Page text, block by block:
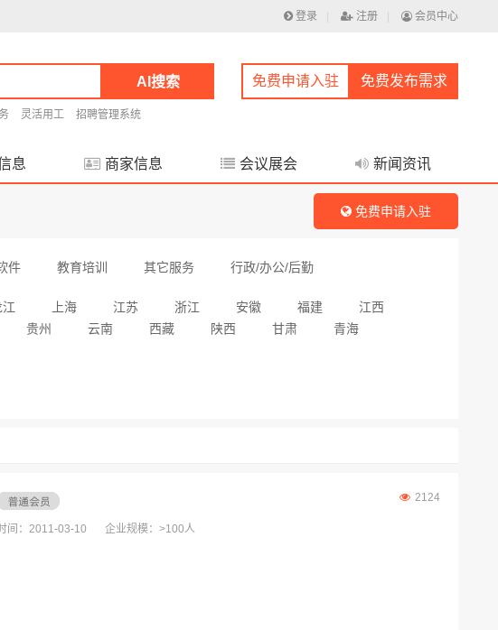
登录 注册 会员中心
AI搜索
灵活用工 招聘管理系统
免费申请入驻 免费发布需求
息 商家信息 会议展会 新闻资讯
免费申请入驻
件 教育培训 其它服务 行政/办公/后勤
上海 江苏 浙江 安徽 福建
江西
贵州 云南 西藏 陕西 甘肃
青海
间：2011-03-10 企业规模：>100人
2124